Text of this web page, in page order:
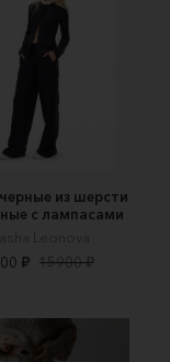
из шерсти
с лампасами
Leonova
₽ 15900 ₽